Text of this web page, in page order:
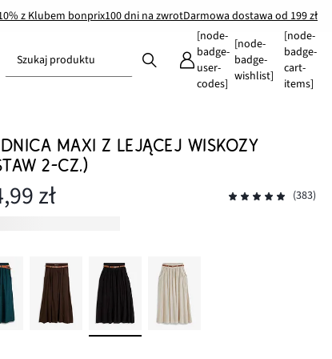
z Klubem bonprix100 dni na zwrotDarmowa dostawa od 199 zł
Szukaj produktu
[node-
badge-
user-
codes]
[node-
badge-
wishlist]
[node-
badge-
cart-
items]
MAXI Z LEJĄCEJ WISKOZY
2-CZ.)
zł (383)